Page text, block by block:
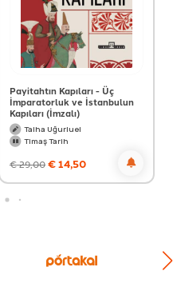
Payitahtın Kapıları - Üç
İmparatorluk ve İstanbulun
Kapıları (İmzalı)
Talha Uğurluel
Timaş Tarih
€29,00€14,50